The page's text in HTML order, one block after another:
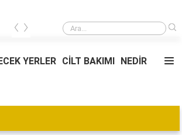
Antep usulü at başı kebabı yanına ne gider?
‹ ›
YERLER CİLT BAKIMI NEDİR